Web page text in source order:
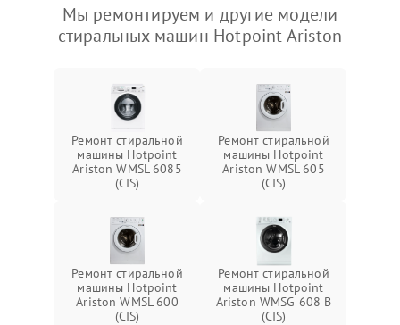
Мы ремонтируем и другие модели
стиральных машин Hotpoint Ariston
Ремонт стиральной
машины Hotpoint
Ariston WMSL 6085
(CIS)
Ремонт стиральной
машины Hotpoint
Ariston WMSL 605
(CIS)
Ремонт стиральной
машины Hotpoint
Ariston WMSL 600
(CIS)
Ремонт стиральной
машины Hotpoint
Ariston WMSG 608 B
(CIS)